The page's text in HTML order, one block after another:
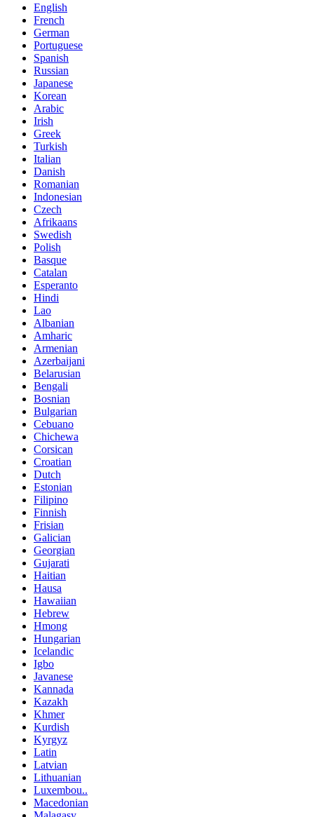
English
French
German
Portuguese
Spanish
Russian
Japanese
Korean
Arabic
Irish
Greek
Turkish
Italian
Danish
Romanian
Indonesian
Czech
Afrikaans
Swedish
Polish
Basque
Catalan
Esperanto
Hindi
Lao
Albanian
Amharic
Armenian
Azerbaijani
Belarusian
Bengali
Bosnian
Bulgarian
Cebuano
Chichewa
Corsican
Croatian
Dutch
Estonian
Filipino
Finnish
Frisian
Galician
Georgian
Gujarati
Haitian
Hausa
Hawaiian
Hebrew
Hmong
Hungarian
Icelandic
Igbo
Javanese
Kannada
Kazakh
Khmer
Kurdish
Kyrgyz
Latin
Latvian
Lithuanian
Luxembou..
Macedonian